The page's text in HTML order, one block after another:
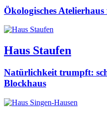
Ökologisches
Haus Staufen
Natürlichkeit trumpft:
Blockhaus